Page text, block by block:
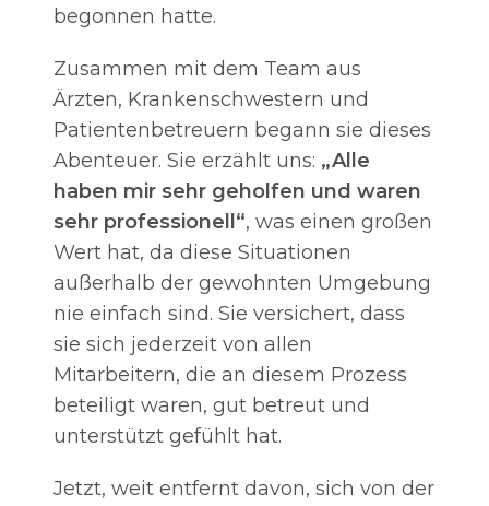
begonnen hatte.
Zusammen mit dem Team aus
Ärzten, Krankenschwestern und
Patientenbetreuern begann sie dieses
Abenteuer. Sie erzählt uns: „Alle
haben mir sehr geholfen und waren
sehr professionell“, was einen großen
Wert hat, da diese Situationen
außerhalb der gewohnten Umgebung
nie einfach sind. Sie versichert, dass
sie sich jederzeit von allen
Mitarbeitern, die an diesem Prozess
beteiligt waren, gut betreut und
unterstützt gefühlt hat.
Jetzt, weit entfernt davon, sich von der